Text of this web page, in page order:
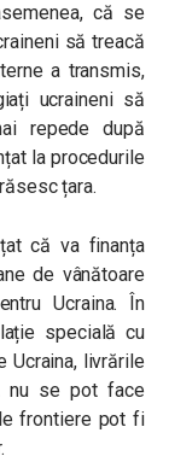
că se
să treacă
a transmis,
ucraineni să
repede după
la procedurile
țara.
că va finanța
de vânătoare
Ucraina. În
specială cu
Ucraina, livrările
nu se pot face
frontiere pot fi